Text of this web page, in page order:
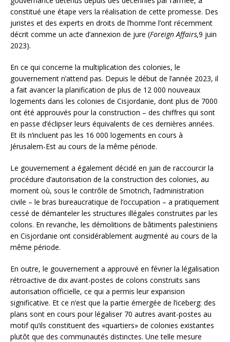
constitué une étape vers la réalisation de cette promesse. Des
juristes et des experts en droits de l’homme l’ont récemment
décrit comme un acte d’annexion de jure (Foreign Affairs,9 juin
2023).
En ce qui concerne la multiplication des colonies, le
gouvernement n’attend pas. Depuis le début de l’année 2023, il
a fait avancer la planification de plus de 12 000 nouveaux
logements dans les colonies de Cisjordanie, dont plus de 7000
ont été approuvés pour la construction – des chiffres qui sont
en passe d’éclipser leurs équivalents de ces dernières années.
Et ils n’incluent pas les 16 000 logements en cours à
Jérusalem-Est au cours de la même période.
Le gouvernement a également décidé en juin de raccourcir la
procédure d’autorisation de la construction des colonies, au
moment où, sous le contrôle de Smotrich, l’administration
civile – le bras bureaucratique de l’occupation – a pratiquement
cessé de démanteler les structures illégales construites par les
colons. En revanche, les démolitions de bâtiments palestiniens
en Cisjordanie ont considérablement augmenté au cours de la
même période.
En outre, le gouvernement a approuvé en février la légalisation
rétroactive de dix avant-postes de colons construits sans
autorisation officielle, ce qui a permis leur expansion
significative. Et ce n’est que la partie émergée de l’iceberg: des
plans sont en cours pour légaliser 70 autres avant-postes au
motif qu’ils constituent des «quartiers» de colonies existantes
plutôt que des communautés distinctes. Une telle mesure